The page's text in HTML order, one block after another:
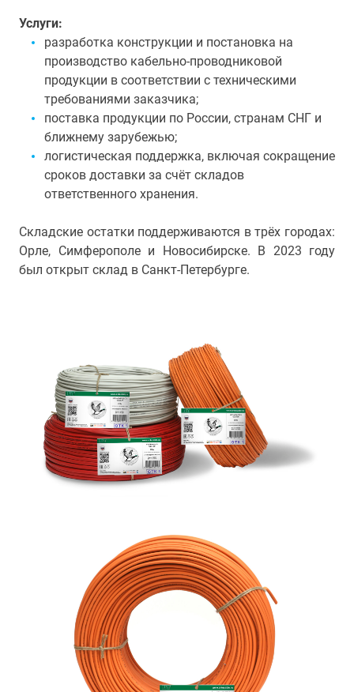
Услуги:
разработка конструкции и постановка на
производство кабельно-проводниковой
продукции в соответствии с техническими
требованиями заказчика;
поставка продукции по России, странам СНГ и
ближнему зарубежью;
логистическая поддержка, включая сокращение
сроков доставки за счёт складов
ответственного хранения.
Складские остатки поддерживаются в трёх городах:
Орле, Симферополе и Новосибирске. В 2023 году
был открыт склад в Санкт-Петербурге.